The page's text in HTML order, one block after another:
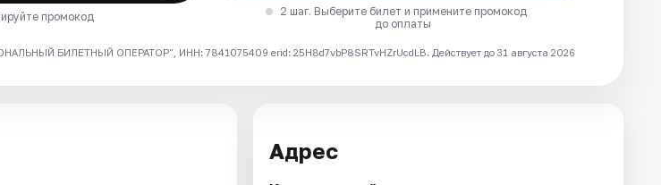
промокод
2 шаг. Выберите билет и примените промокод
до оплаты
БИЛЕТНЫЙ ОПЕРАТОР", ИНН: 7841075409 erid: 25H8d7vbP8SRTvHZrUcdLB. Действует до 31 августа 2026
Адрес